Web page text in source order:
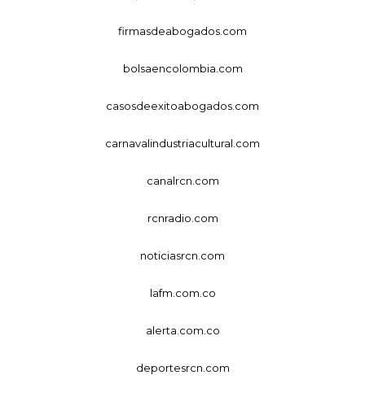
firmasdeabogados.com
bolsaencolombia.com
casosdeexitoabogados.com
carnavalindustriacultural.com
canalrcn.com
rcnradio.com
noticiasrcn.com
lafm.com.co
alerta.com.co
deportesrcn.com